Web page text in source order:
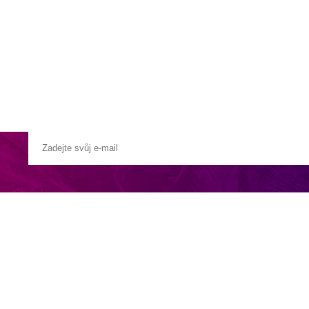
koupelnami nacházející se na Kypru. Tato vila se nachází v
centrální poloze je tato nemovitost ideální volbou pro rodiny a